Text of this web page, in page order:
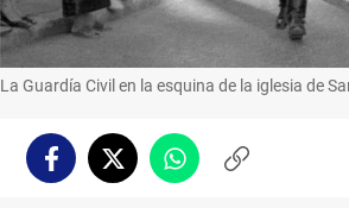
La Guardía Civil en la esquina de la iglesia de
FacebookTwitterWhatsappCopiar